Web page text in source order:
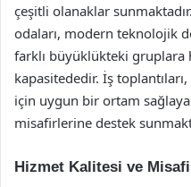
çeşitli olanaklar
odaları, modern teknolojik
farklı büyüklükteki gruplara
kapasitededir. İş
için uygun bir ortam
misafirlerine destek
Hizmet Kalitesi ve